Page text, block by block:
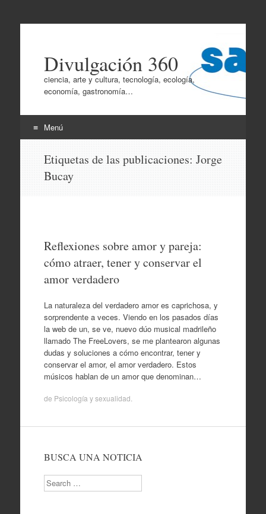
Divulgación 360
ciencia, arte y cultura, tecnología, ecología,
economía, gastronomía…
Menú
contenido
Etiquetas de las publicaciones: Jorge
Bucay
Reflexiones sobre amor y pareja:
cómo atraer, tener y conservar el
amor verdadero
La naturaleza del verdadero amor es caprichosa, y
sorprendente a veces. Viendo en los pasados días
la web de un, se ve, nuevo dúo musical madrileño
llamado The FreeLovers, se me plantearon algunas
dudas y soluciones a cómo encontrar, tener y
conservar el amor, el amor verdadero. Estos
músicos hablan de un amor que denominan…
de Psicología y sexualidad
BUSCA UNA NOTICIA
Search